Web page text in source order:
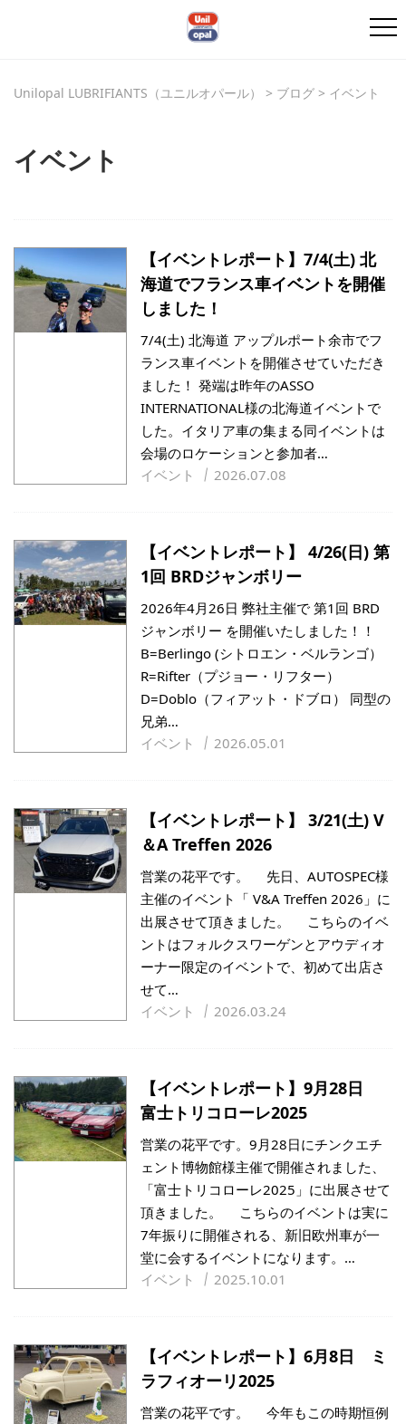
Unilopal LUBRIFIANTS（ユニルオパール） > ブログ > イベント
イベント
【イベントレポート】7/4(土) 北
海道でフランス車イベントを開催
しました！
7/4(土) 北海道 アップルポート余市でフ
ランス車イベントを開催させていただき
ました！ 発端は昨年のASSO
INTERNATIONAL様の北海道イベントで
した。イタリア車の集まる同イベントは
会場のロケーションと参加者…
イベント
2026.07.08
【イベントレポート】 4/26(日) 第
1回 BRDジャンボリー
2026年4月26日 弊社主催で 第1回 BRD
ジャンボリー を開催いたしました！！
B=Berlingo (シトロエン・ベルランゴ）
R=Rifter（プジョー・リフター）
D=Doblo（フィアット・ドブロ） 同型の
兄弟…
イベント
2026.05.01
【イベントレポート】 3/21(土) V
＆A Treffen 2026
営業の花平です。 先日、AUTOSPEC様
主催のイベント「 V&A Treffen 2026」に
出展させて頂きました。 こちらのイベ
ントはフォルクスワーゲンとアウディオ
ーナー限定のイベントで、初めて出店さ
せて…
イベント
2026.03.24
【イベントレポート】9月28日
富士トリコローレ2025
営業の花平です。9月28日にチンクエチ
ェント博物館様主催で開催されました、
「富士トリコローレ2025」に出展させて
頂きました。 こちらのイベントは実に
7年振りに開催される、新旧欧州車が一
堂に会するイベントになります。…
イベント
2025.10.01
【イベントレポート】6月8日 ミ
ラフィオーリ2025
営業の花平です。 今年もこの時期恒例